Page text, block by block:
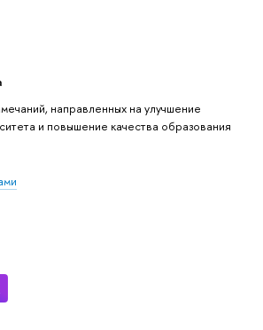
направленных на улучшение
и повышение качества образования